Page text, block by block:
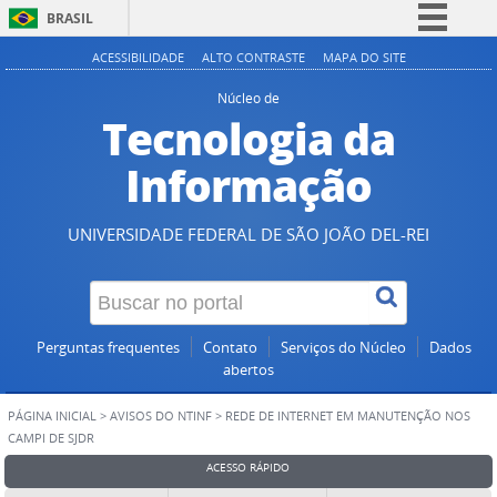
BRASIL
Simplifique!
Participe
Acesso à informação
Legislação
Canais
ACESSIBILIDADE ALTO CONTRASTE MAPA DO SITE
Núcleo de
Tecnologia da
Informação
UNIVERSIDADE FEDERAL DE SÃO JOÃO DEL-REI
Perguntas frequentes Contato Serviços do Núcleo
Dados
abertos
PÁGINA INICIAL > AVISOS DO NTINF > REDE DE INTERNET EM MANUTENÇÃO NOS
CAMPI DE SJDR
ACESSO RÁPIDO